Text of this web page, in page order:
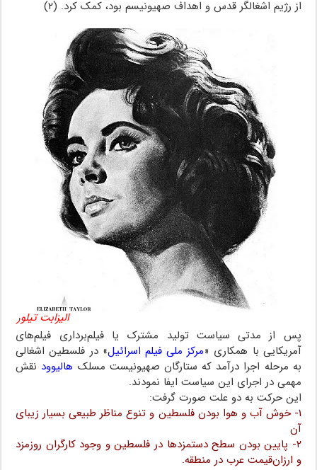
از رژیم اشغالگر قدس و اهداف صهیونیسم بود، کمک کرد. (۲)
الیزابت تیلور
پس از مدتی سیاست تولید مشترک یا فیلم‌برداری فیلم‌های
آمریکایی با همکاری «مرکز ملی فیلم اسرائیل» در فلسطین اشغالی
به مرحله اجرا درآمد که ستارگان صهیونیست مسلک هالیوود نقش
مهمی در اجرای این سیاست ایفا نمودند.
این حرکت به دو علت صورت گرفت:
۱- خوش آب و هوا بودن فلسطین و تنوع مناظر طبیعی بسیار زیبای
آن
۲- پایین بودن سطح دستمزدها در فلسطین و وجود کارگران روزمزد
و ارزان‌قیمت عرب در منطقه.